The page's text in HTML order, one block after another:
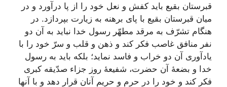
قبرستان بقیع باید کفش و نعل خود را از پا درآورد و در
میان قبرستان بقیع با پای برهنه به زیارت بپردازد. در
هنگام تشرّف به مرقد مطهّر رسول خدا نباید به آن دو
نفر منافق غاصب فکر کند و ذهن و قلب و سرّ خود را با
یادآوری آن دو خراب و فاسد نماید؛ بلکه باید به رسول
خدا و بضعۀ آن حضرت، شفیعۀ روز جزاء صدّیقه کبری
فکر کند و خود را در حرم و حریم آنان قرار دهد و با آنها